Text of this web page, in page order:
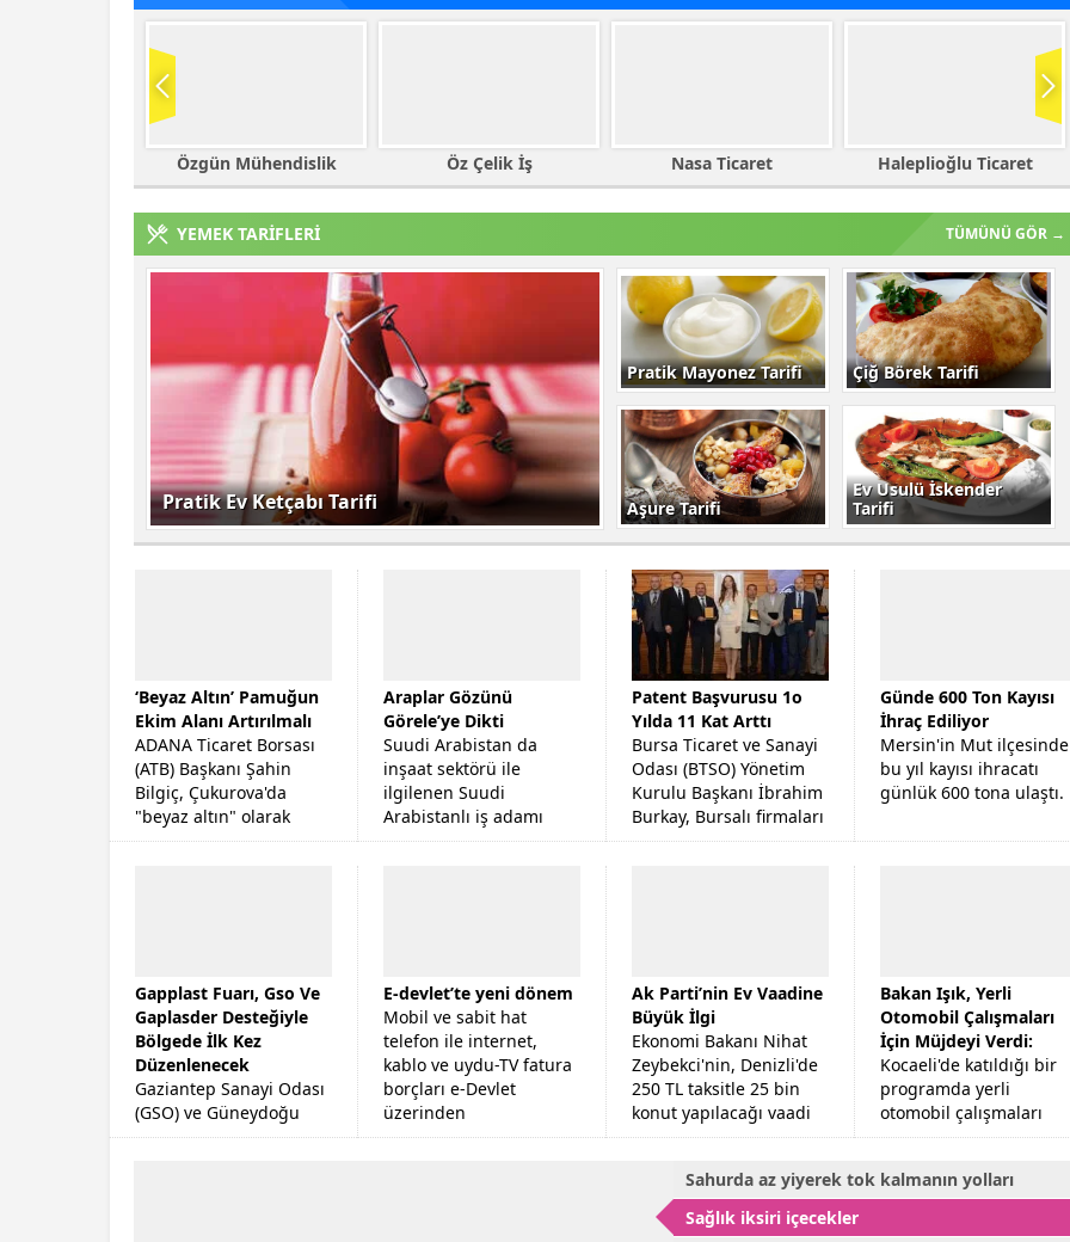
Aydın'ın Nazilli
yönelik görüş
Öz Çelik İş Nasa Ticaret Haleplioğlu Ticaret Gürbüz İnşaat
YEMEK TARİFLERİ TÜMÜNÜ GÖR →
Pratik Ev Ketçabı Tarifi
Pratik Mayonez Tarifi Çiğ Börek Tarifi
Aşure Tarifi
Ev Usulü İskender
Tarifi
‘Beyaz Altın’ Pamuğun
Ekim Alanı Artırılmalı
ADANA Ticaret Borsası
(ATB) Başkanı Şahin
Bilgiç, Çukurova'da
"beyaz altın" olarak
bilinen pamuğun
Araplar Gözünü
Görele’ye Dikti
Suudi Arabistan da
inşaat sektörü ile
ilgilenen Suudi
Arabistanlı iş adamı
Khalid Alcesa, Görele
Patent Başvurusu 1o
Yılda 11 Kat Arttı
Bursa Ticaret ve Sanayi
Odası (BTSO) Yönetim
Kurulu Başkanı İbrahim
Burkay, Bursalı firmaları
özgün tasarımlara
Günde 600 Ton Kayısı
İhraç Ediliyor
Mersin'in Mut ilçesinde
bu yıl kayısı ihracatı
günlük 600 tona ulaştı.
Gapplast Fuarı, Gso Ve
Gaplasder Desteğiyle
Bölgede İlk Kez
Düzenlenecek
Gaziantep Sanayi Odası
(GSO) ve Güneydoğu
Plastik ve Kimya
E-devlet’te yeni dönem
Mobil ve sabit hat
telefon ile internet,
kablo ve uydu-TV fatura
borçları e-Devlet
üzerinden
ödenebilecek.
Ak Parti’nin Ev Vaadine
Büyük İlgi
Ekonomi Bakanı Nihat
Zeybekci'nin, Denizli'de
250 TL taksitle 25 bin
konut yapılacağı vaadi
sonrası 6 bin kişi
Bakan Işık, Yerli
Otomobil Çalışmaları
İçin Müjdeyi Verdi:
Kocaeli'de katıldığı bir
programda yerli
otomobil çalışmaları
hakkında açıklama
Teknoloji Bakanı Fikri
Sahurda az yiyerek tok kalmanın yolları
Sağlık iksiri içecekler
Ütopya’da Büyük Kavga